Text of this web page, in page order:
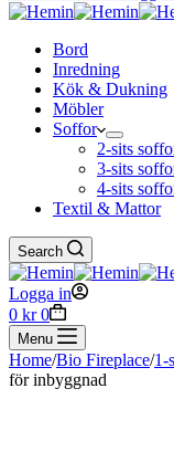
Bord
Inredning
Kök & Dukning
Möbler
Soffor
2-sits
3-sits
4-sits
Textil & Mattor
Search
Logga in
Shopping
cart
0 kr 0
Menu
Home/Bio Fireplace/1-
för inbyggnad